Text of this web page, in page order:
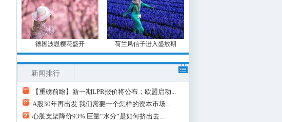
德国波恩樱花盛开 荷兰风信子进入盛放期
新闻排行
【重磅前瞻】新一期LPR报价将公布；欧盟启动...
A股30年再出发 我们需要一个怎样的资本市场...
心脏支架降价93% 巨量“水分”是如何挤出去...